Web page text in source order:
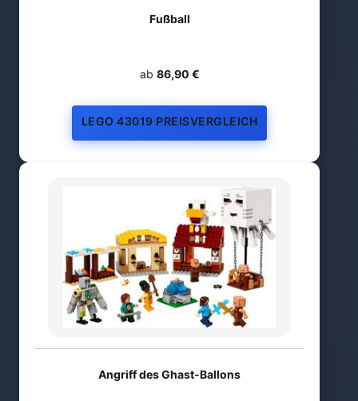
Fußball
ab 86,90 €
LEGO 43019 PREISVERGLEICH
Angriff des Ghast-Ballons